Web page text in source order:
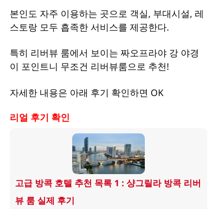
본인도 자주 이용하는 곳으로 객실, 부대시설, 레
스토랑 모두 흡족한 서비스를 제공한다.
특히 리버뷰 룸에서 보이는 짜오프라야 강 야경
이 포인트니 무조건 리버뷰룸으로 추천!
자세한 내용은 아래 후기 확인하면 OK
리얼 후기 확인
고급 방콕 호텔 추천 목록 1 : 샹그릴라 방콕 리버
뷰 룸 실제 후기